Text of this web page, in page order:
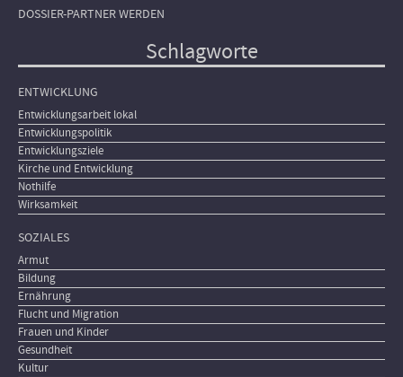
DOSSIER-PARTNER WERDEN
Schlagworte
ENTWICKLUNG
Entwicklungsarbeit lokal
Entwicklungspolitik
Entwicklungsziele
Kirche und Entwicklung
Nothilfe
Wirksamkeit
SOZIALES
Armut
Bildung
Ernährung
Flucht und Migration
Frauen und Kinder
Gesundheit
Kultur